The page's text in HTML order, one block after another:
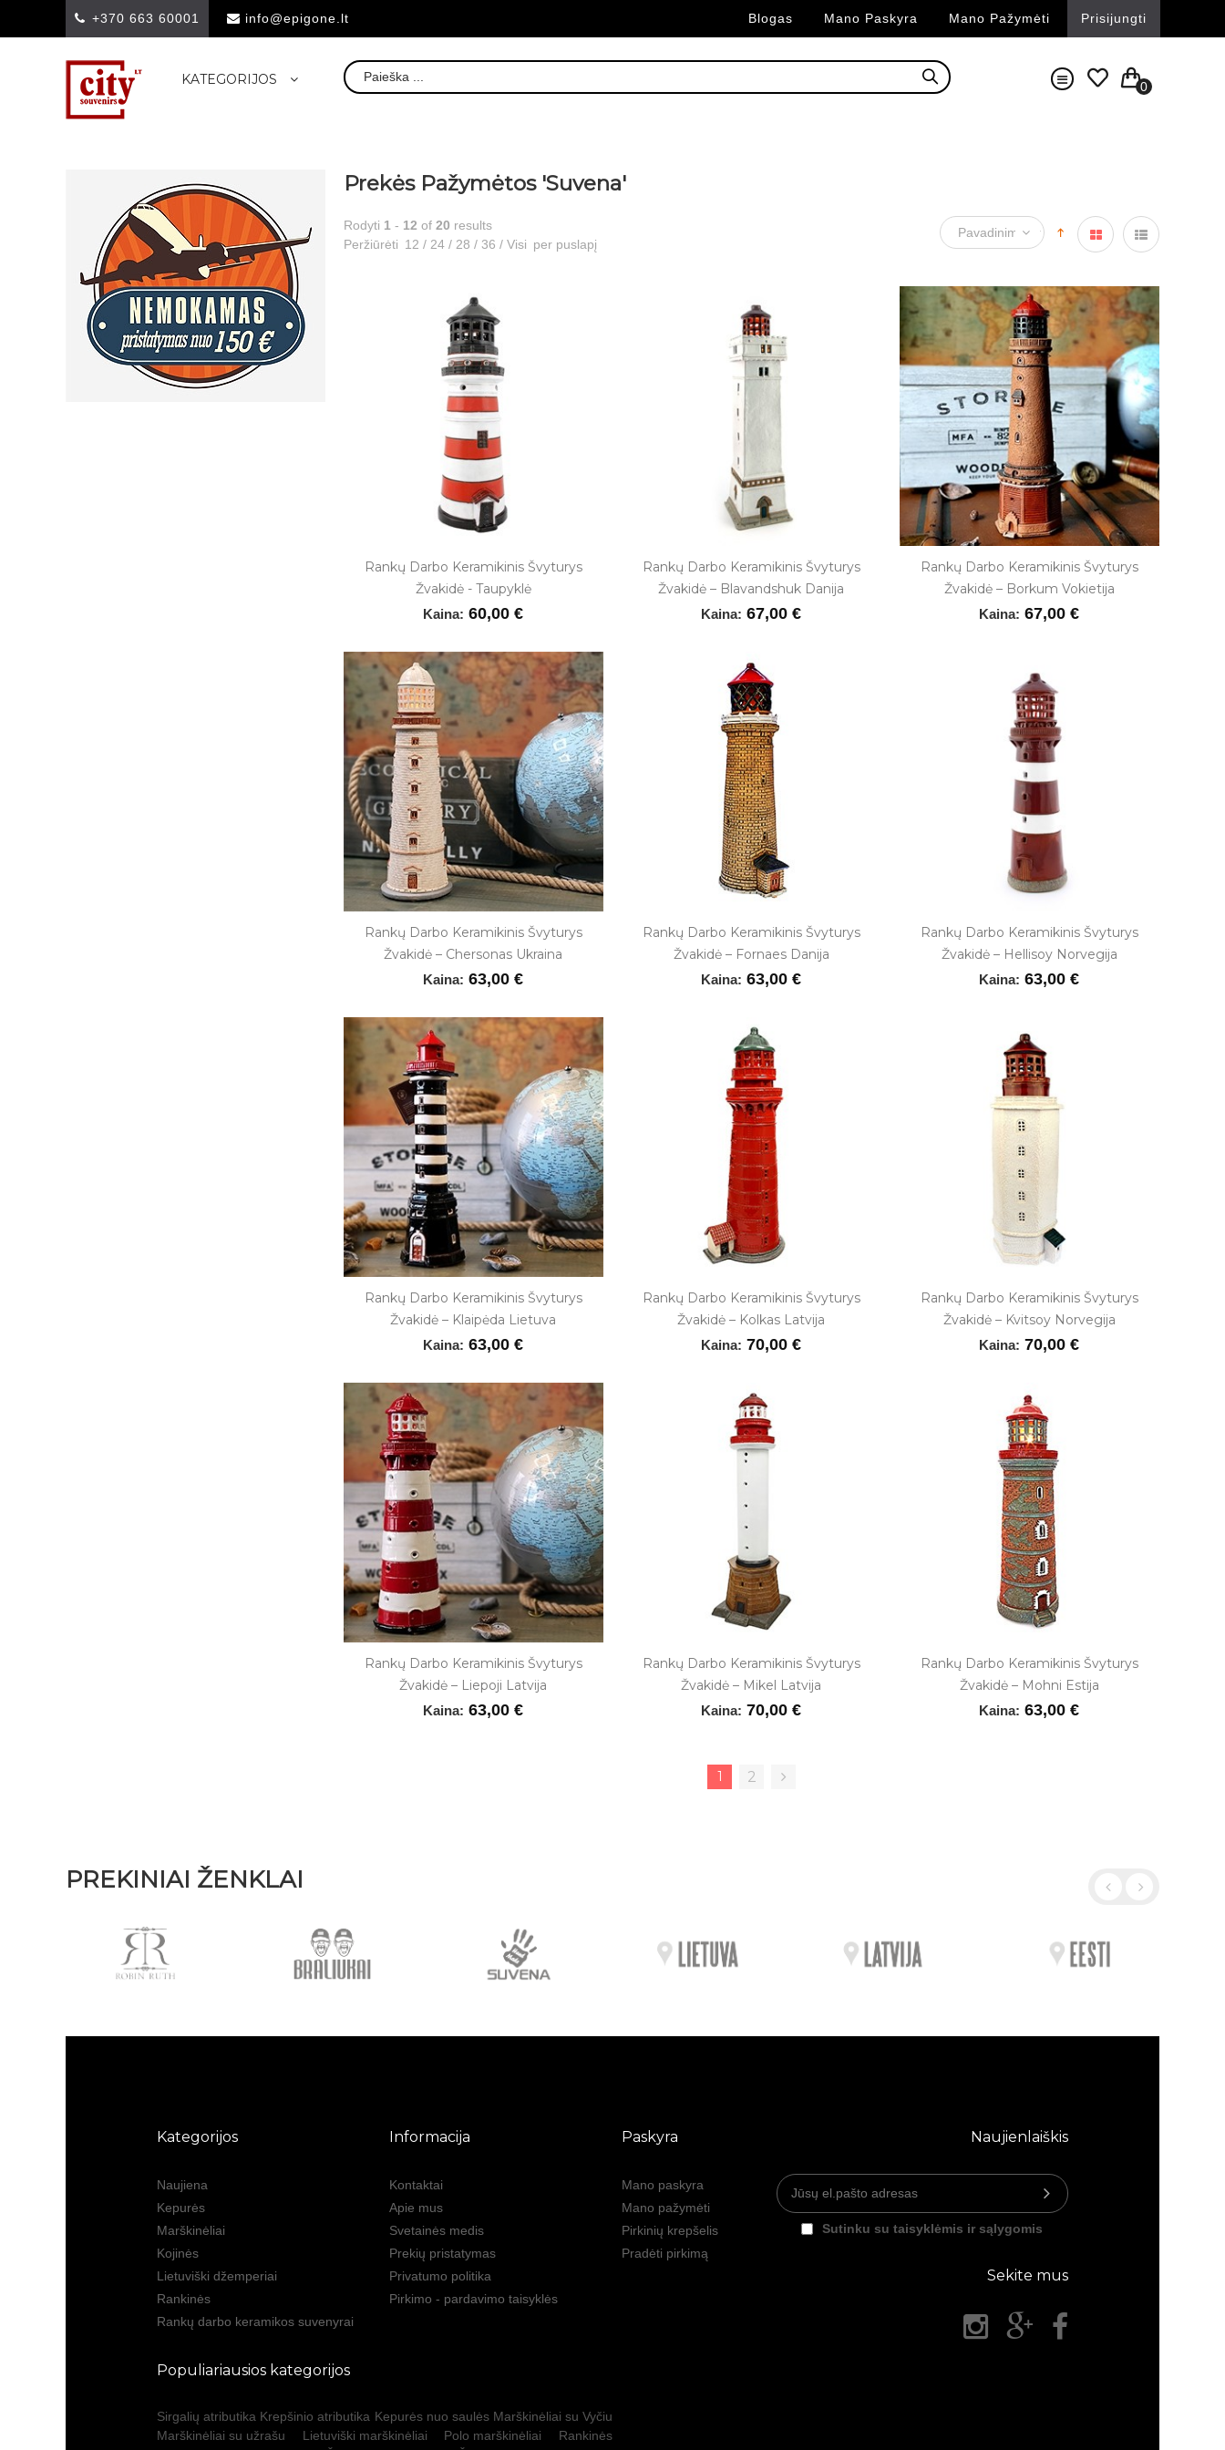
+370 663 60001 info@epigone.lt Blogas Mano Paskyra Mano Pažymėti Prisijungti
KATEGORIJOS 0
Prekės Pažymėtos 'Suvena'
Rodyti 1 - 12 of 20 results
Peržiūrėti 12 / 24 / 28 / 36 / Visi per puslapį
Rankų Darbo Keramikinis Švyturys
Žvakidė - Taupyklė
Kaina: 60,00 €
Rankų Darbo Keramikinis Švyturys
Žvakidė – Blavandshuk Danija
Kaina: 67,00 €
Rankų Darbo Keramikinis Švyturys
Žvakidė – Borkum Vokietija
Kaina: 67,00 €
Rankų Darbo Keramikinis Švyturys
Žvakidė – Chersonas Ukraina
Kaina: 63,00 €
Rankų Darbo Keramikinis Švyturys
Žvakidė – Fornaes Danija
Kaina: 63,00 €
Rankų Darbo Keramikinis Švyturys
Žvakidė – Hellisoy Norvegija
Kaina: 63,00 €
Rankų Darbo Keramikinis Švyturys
Žvakidė – Klaipėda Lietuva
Kaina: 63,00 €
Rankų Darbo Keramikinis Švyturys
Žvakidė – Kolkas Latvija
Kaina: 70,00 €
Rankų Darbo Keramikinis Švyturys
Žvakidė – Kvitsoy Norvegija
Kaina: 70,00 €
Rankų Darbo Keramikinis Švyturys
Žvakidė – Liepoji Latvija
Kaina: 63,00 €
Rankų Darbo Keramikinis Švyturys
Žvakidė – Mikel Latvija
Kaina: 70,00 €
Rankų Darbo Keramikinis Švyturys
Žvakidė – Mohni Estija
Kaina: 63,00 €
1 2
PREKINIAI ŽENKLAI
Kategorijos
Naujiena
Kepurės
Marškinėliai
Kojinės
Lietuviški džemperiai
Rankinės
Rankų darbo keramikos suvenyrai
Informacija
Kontaktai
Apie mus
Svetainės medis
Prekių pristatymas
Privatumo politika
Pirkimo - pardavimo taisyklės
Paskyra
Mano paskyra
Mano pažymėti
Pirkinių krepšelis
Pradėti pirkimą
Naujienlaiškis
Sutinku su taisyklėmis ir sąlygomis
Sekite mus
Populiariausios kategorijos
Sirgalių atributika Krepšinio atributika Kepurės nuo saulės Marškinėliai su Vyčiu
Marškinėliai su užrašu
Lietuviški marškinėliai Polo marškinėliai
Rankinės